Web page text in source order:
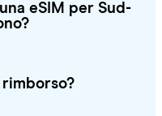
eSIM per Sud-